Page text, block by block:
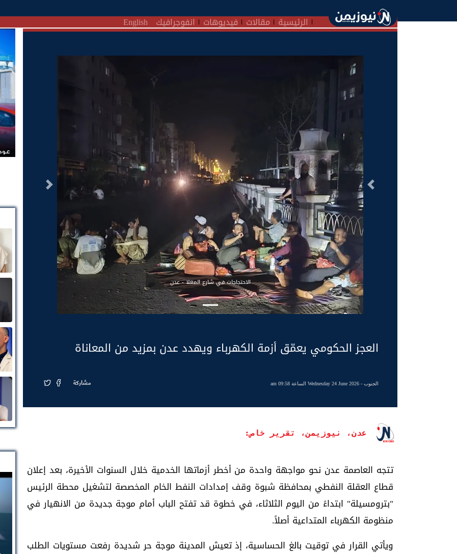
الرئيسية مقالات فيديوهات انفوجرافيك English
الاحتجاجات في شارع المعلا - عدن
السابق التالى
العجز الحكومي يعمّق أزمة الكهرباء ويهدد عدن بمزيد من المعاناة
الجنوب- Wednesday 24 June 2026 الساعة 09:58 am مشاركة
عدن، نيوزيمن، تقرير خاص:
تتجه العاصمة عدن نحو مواجهة واحدة من أخطر أزماتها الخدمية خلال السنوات الأخيرة، بعد إعلان
قطاع العقلة النفطي بمحافظة شبوة وقف إمدادات النفط الخام المخصصة لتشغيل محطة الرئيس
"بترومسيلة" ابتداءً من اليوم الثلاثاء، في خطوة قد تفتح الباب أمام موجة جديدة من الانهيار في
منظومة الكهرباء المتداعية أصلاً.
ويأتي القرار في توقيت بالغ الحساسية، إذ تعيش المدينة موجة حر شديدة رفعت مستويات الطلب